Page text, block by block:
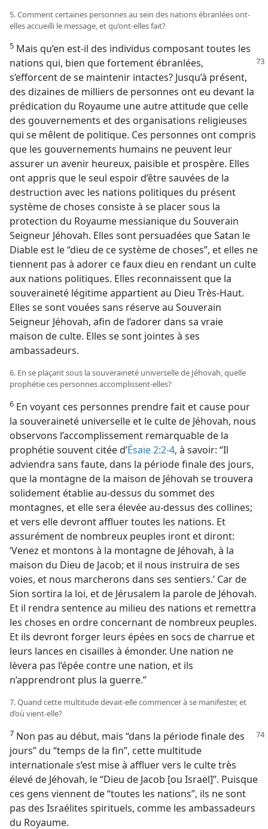
5. Comment certaines personnes au sein des nations ébranlées ont-​
elles accueilli le message, et qu’ont-​elles fait?
5 Mais qu’en est-​il des individus composant toutes les
nations qui, bien que fortement ébranlées,
s’efforcent de se maintenir intactes? Jusqu’à présent,
des dizaines de milliers de personnes ont eu devant la
prédication du Royaume une autre attitude que celle
des gouvernements et des organisations religieuses
qui se mêlent de politique. Ces personnes ont compris
que les gouvernements humains ne peuvent leur
assurer un avenir heureux, paisible et prospère. Elles
ont appris que le seul espoir d’être sauvées de la
destruction avec les nations politiques du présent
système de choses consiste à se placer sous la
protection du Royaume messianique du Souverain
Seigneur Jéhovah. Elles sont persuadées que Satan le
Diable est le “dieu de ce système de choses”, et elles ne
tiennent pas à adorer ce faux dieu en rendant un culte
aux nations politiques. Elles reconnaissent que la
souveraineté légitime appartient au Dieu Très-Haut.
Elles se sont vouées sans réserve au Souverain
Seigneur Jéhovah, afin de l’adorer dans sa vraie
maison de culte. Elles se sont jointes à ses
ambassadeurs.
6. En se plaçant sous la souveraineté universelle de Jéhovah, quelle
prophétie ces personnes accomplissent-​elles?
6 En voyant ces personnes prendre fait et cause pour
la souveraineté universelle et le culte de Jéhovah, nous
observons l’accomplissement remarquable de la
prophétie souvent citée d’Ésaïe 2:2-4, à savoir: “Il
adviendra sans faute, dans la période finale des jours,
que la montagne de la maison de Jéhovah se trouvera
solidement établie au-dessus du sommet des
montagnes, et elle sera élevée au-dessus des collines;
et vers elle devront affluer toutes les nations. Et
assurément de nombreux peuples iront et diront:
‘Venez et montons à la montagne de Jéhovah, à la
maison du Dieu de Jacob; et il nous instruira de ses
voies, et nous marcherons dans ses sentiers.’ Car de
Sion sortira la loi, et de Jérusalem la parole de Jéhovah.
Et il rendra sentence au milieu des nations et remettra
les choses en ordre concernant de nombreux peuples.
Et ils devront forger leurs épées en socs de charrue et
leurs lances en cisailles à émonder. Une nation ne
lèvera pas l’épée contre une nation, et ils
n’apprendront plus la guerre.”
7. Quand cette multitude devait-​elle commencer à se manifester, et
d’où vient-​elle?
7 Non pas au début, mais “dans la période finale des
jours” du “temps de la fin”, cette multitude
internationale s’est mise à affluer vers le culte très
élevé de Jéhovah, le “Dieu de Jacob [ou Israël]”. Puisque
ces gens viennent de “toutes les nations”, ils ne sont
pas des Israélites spirituels, comme les ambassadeurs
du Royaume.